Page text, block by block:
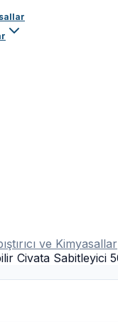
ve Kimyasallar
Civata Sabitleyici